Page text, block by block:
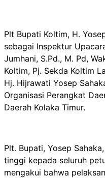
Plt Bupati Koltim, H.
sebagai Inspektur
Jumhani, S.Pd., M. Pd,
Koltim, Pj. Sekda Koltim
Hj. Hijrawati Yosep
Organisasi Perangkat
Daerah Kolaka Timur.
Plt. Bupati, Yosep
tinggi kepada seluruh
mengakui bahwa